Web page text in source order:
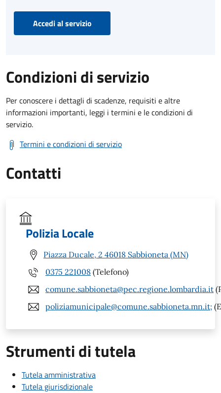
Accedi al servizio
Condizioni di servizio
Per conoscere i dettagli di scadenze, requisiti e altre
informazioni importanti, leggi i termini e le condizioni di
servizio.
Termini e condizioni di servizio
Contatti
Polizia Locale
Piazza Ducale, 2 46018 Sabbioneta (MN)
0375 221008 (Telefono)
comune.sabbioneta@pec.regione.lombardia.it
poliziamunicipale@comune.sabbioneta.mn.it;
Strumenti di tutela
Tutela amministrativa
Tutela giurisdizionale